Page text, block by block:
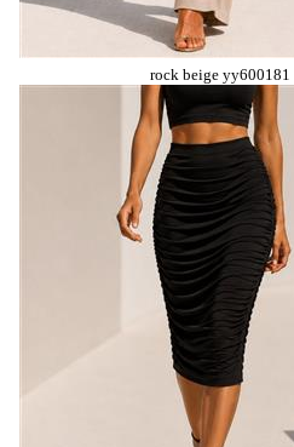
rock beige yy600181